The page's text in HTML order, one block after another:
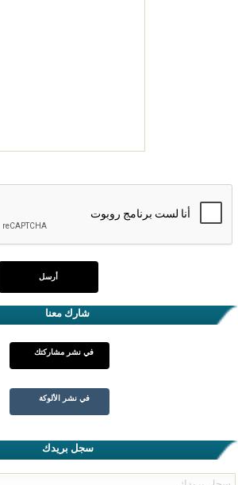
شارك معنا
في نشر مشاركتك
في نشر الألوكة
سجل بريدك